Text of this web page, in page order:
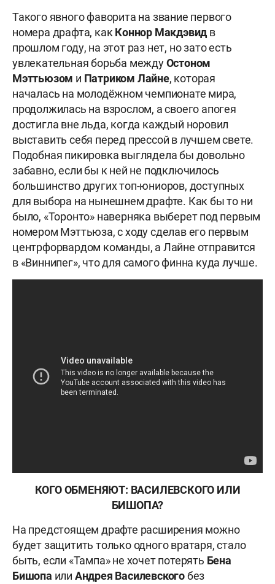
Такого явного фаворита на звание первого
номера драфта, какКоннор Макдэвид в
прошлом году, на этот раз нет, но зато есть
увлекательная борьба междуОстоном
Мэттьюзом и Патриком Лайне, которая
началась на молодёжном чемпионате мира,
продолжилась на взрослом, а своего апогея
достигла вне льда, когда каждый норовил
выставить себя перед прессой в лучшем свете.
Подобная пикировка выглядела бы довольно
забавно, если бы к ней не подключилось
большинство других топ-юниоров, доступных
для выбора на нынешнем драфте. Как бы то ни
было, «Торонто» наверняка выберет под первым
номером Мэттьюза, с ходу сделав его первым
центрфорвардом команды, а Лайне отправится
в «Виннипег», что для самого финна куда лучше.
КОГО ОБМЕНЯЮТ: ВАСИЛЕВСКОГО ИЛИ
БИШОПА?
На предстоящем драфте расширения можно
будет защитить только одного вратаря, стало
быть, если «Тампа» не хочет потерять Бена
Бишопа или Андрея Василевскогобез